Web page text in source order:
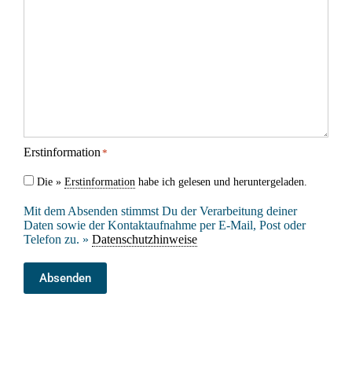
Erstinformation *
Die » Erstinformation habe ich gelesen und heruntergeladen.
Mit dem Absenden stimmst Du der Verarbeitung deiner
Daten sowie der Kontaktaufnahme per E-Mail, Post oder
Telefon zu. » Datenschutzhinweise
Absenden